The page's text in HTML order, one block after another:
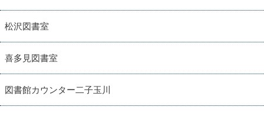
松沢図書室
喜多見図書室
図書館カウンター二子玉川